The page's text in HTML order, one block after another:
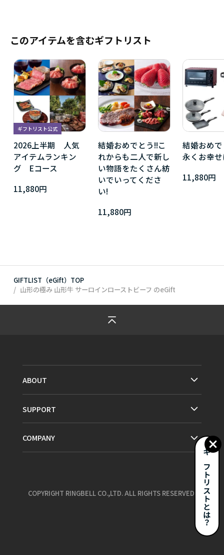
このアイテムを含むギフトリスト
ギフトリスト公式
2026上半期 人気
アイテムランキン
グ Eコース
11,880円
結婚おめでとう!!こ
れからも二人で新し
い物語をたくさん紡
いでいってくださ
い!
11,880円
結婚おめ
永くお幸
11,880円
GIFTLIST（eGift）TOP
山形の極み 山形牛 サーロインローストビーフ のeGift
ギフトリストとは？
ABOUT
SUPPORT
COMPANY
COPYRIGHT RINGBELL CO.,LTD. ALL RIGHTS RESERVED.